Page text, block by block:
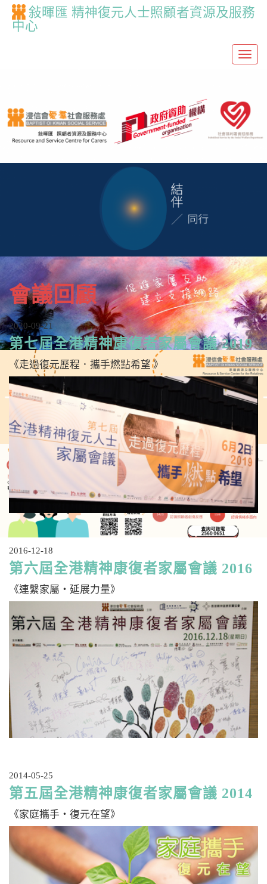
敍暉匯 精神復元人士照顧者資源及服務
中心
T
g
l
e
a
o
n
會議回顧
2020-09-21
第七屆全港精神康復者家屬會議 2019
《走過復元歷程．攜手燃點希望 》
2016-12-18
第六屆全港精神康復者家屬會議 2016
《連繫家屬‧延展力量》
2014-05-25
第五屆全港精神康復者家屬會議 2014
《家庭攜手‧復元在望》